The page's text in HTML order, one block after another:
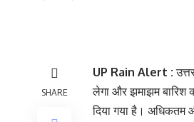
SHARE
UP Rain Alert :
लेगा और झमाझम बारिश
दिया गया है। अधिकतम